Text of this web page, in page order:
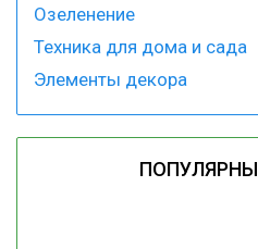
Озеленение
Техника для дома и сада
Элементы декора